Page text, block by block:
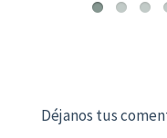
Déjanos tus